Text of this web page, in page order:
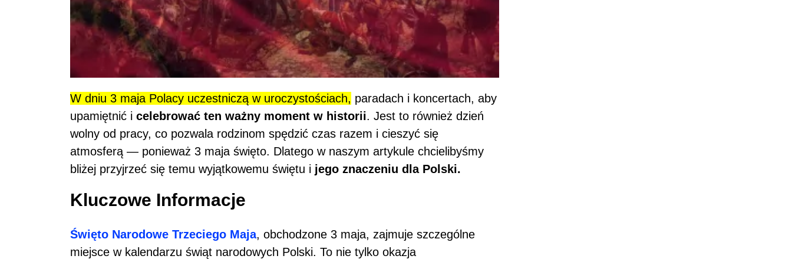
W dniu 3 maja Polacy uczestniczą w uroczystościach, paradach i koncertach, aby
upamiętnić i celebrować ten ważny moment w historii. Jest to również dzień
wolny od pracy, co pozwala rodzinom spędzić czas razem i cieszyć się
atmosferą — ponieważ 3 maja święto. Dlatego w naszym artykule chcielibyśmy
bliżej przyjrzeć się temu wyjątkowemu świętu i jego znaczeniu dla Polski.
Kluczowe Informacje
Święto Narodowe Trzeciego Maja, obchodzone 3 maja, zajmuje szczególne
miejsce w kalendarzu świąt narodowych Polski. To nie tylko okazja